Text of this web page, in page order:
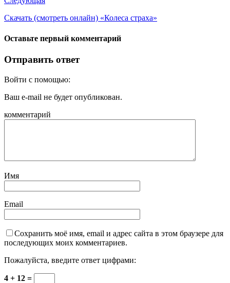
Скачать (смотреть онлайн) «Колеса страха»
Оставьте первый комментарий
Отправить ответ
Войти с помощью:
Ваш e-mail не будет опубликован.
комментарий
Имя
Email
Сохранить моё имя, email и адрес сайта в этом браузере для
последующих моих комментариев.
Пожалуйста, введите ответ цифрами:
4 + 12 =